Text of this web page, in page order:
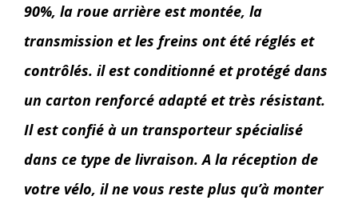
90%, la roue arrière est montée, la
transmission et les freins ont été réglés et
contrôlés. il est conditionné et protégé dans
un carton renforcé adapté et très résistant.
Il est confié à un transporteur spécialisé
dans ce type de livraison. A la réception de
votre vélo, il ne vous reste plus qu’à monter